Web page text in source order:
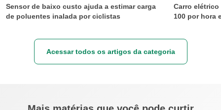
Sensor de baixo custo ajuda a estimar carga
de poluentes inalada por ciclistas
Carro
100 por hora
Acessar todos os artigos da categoria